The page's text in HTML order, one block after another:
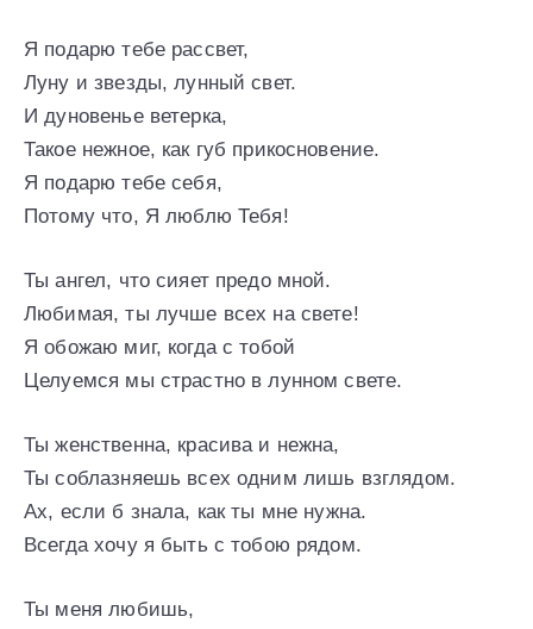
Я подарю тебе рассвет,
Луну и звезды, лунный свет.
И дуновенье ветерка,
Такое нежное, как губ прикосновение.
Я подарю тебе себя,
Потому что, Я люблю Тебя!
Ты ангел, что сияет предо мной.
Любимая, ты лучше всех на свете!
Я обожаю миг, когда с тобой
Целуемся мы страстно в лунном свете.
Ты женственна, красива и нежна,
Ты соблазняешь всех одним лишь взглядом.
Ах, если б знала, как ты мне нужна.
Всегда хочу я быть с тобою рядом.
Ты меня любишь,